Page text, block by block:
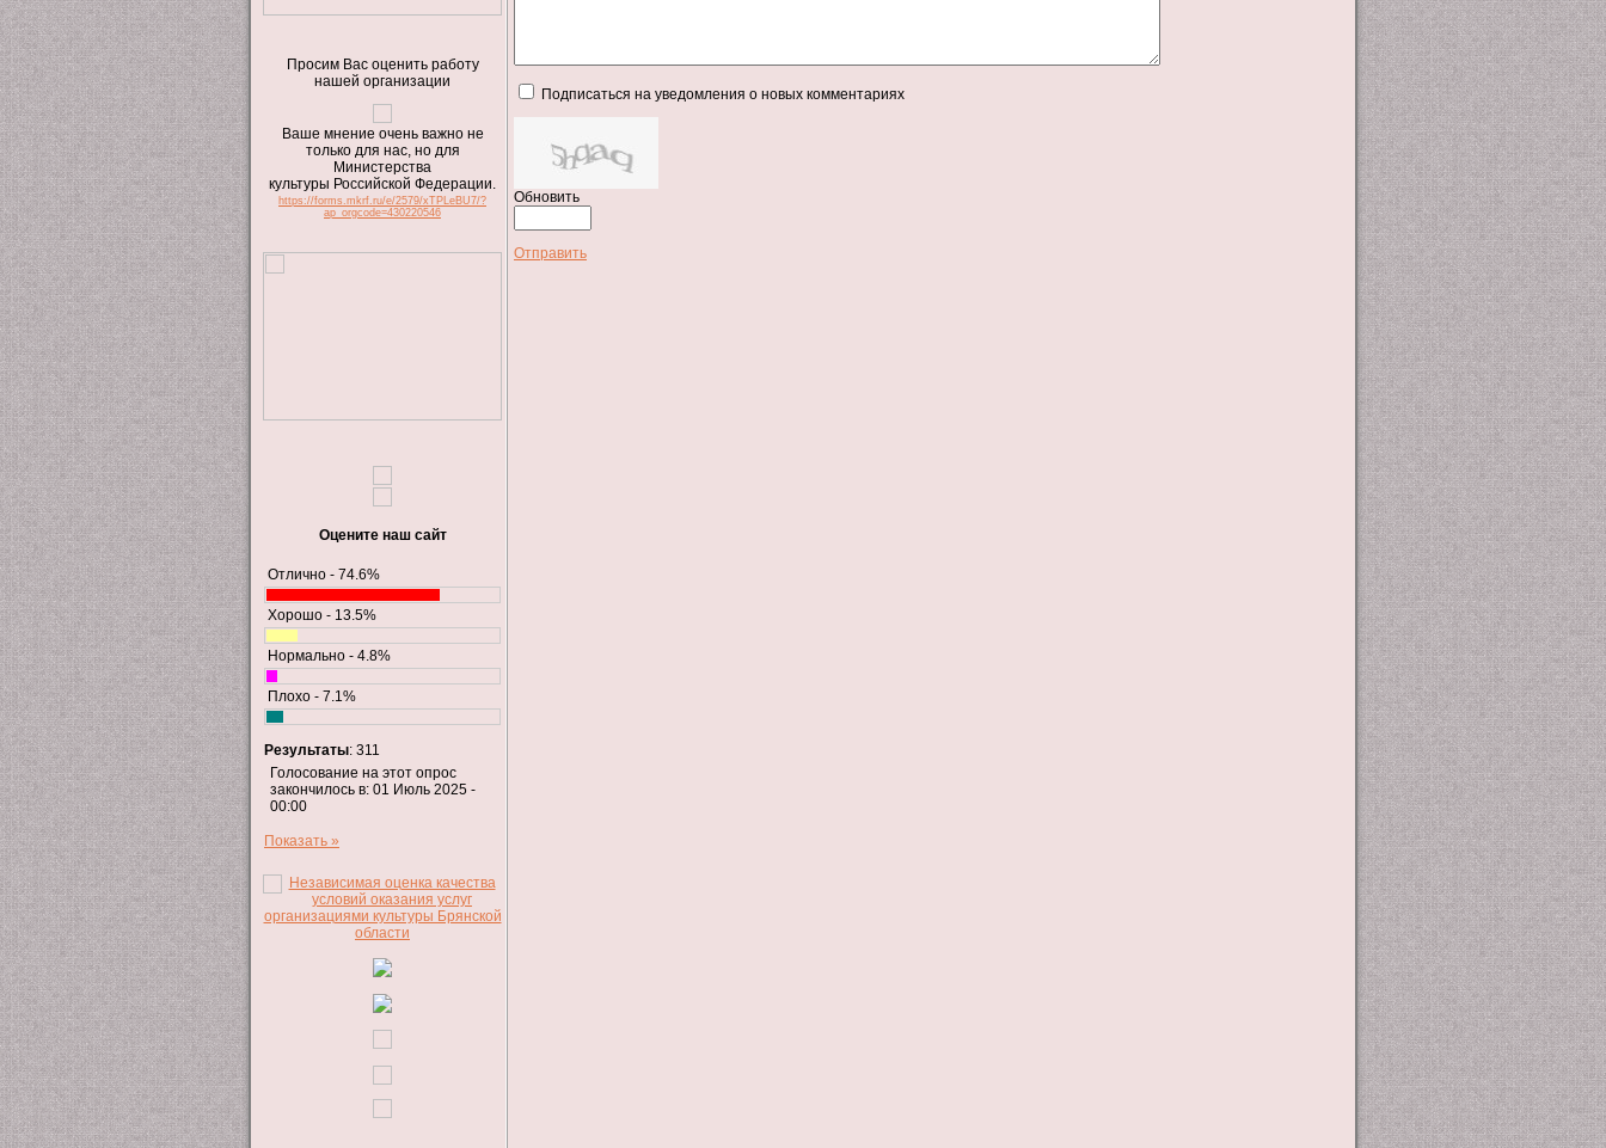
Просим Вас оценить работу
нашей организации
Ваше мнение очень важно не
только для нас, но для
Министерства
культуры Российской Федерации.
https://forms.mkrf.ru/e/2579/xTPLeBU7/?
ap_orgcode=430220546
Оцените наш сайт
Отлично - 74.6%
Хорошо - 13.5%
Нормально - 4.8%
Плохо - 7.1%
Результаты: 311
Голосование на этот опрос
закончилось в: 01 Июль 2025 -
00:00
Показать »
Подписаться на уведомления о новых комментариях
Обновить
Отправить